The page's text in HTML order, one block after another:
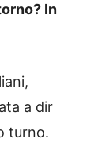
In
a dir
turno.